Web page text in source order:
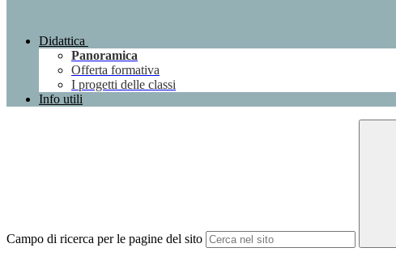
Didattica
Panoramica
Offerta formativa
I progetti delle classi
Info utili
Campo di ricerca per le pagine del sito